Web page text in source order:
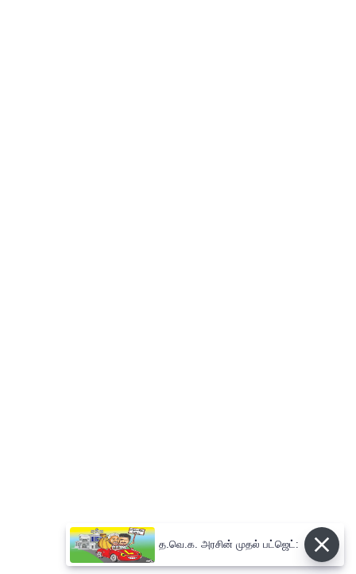
த.வெ.க. அரசின் முதல் பட்ஜெட்: